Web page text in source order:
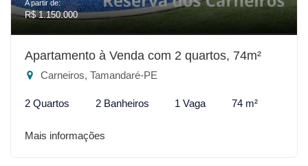
A partir de:
R$ 1.150.000
Apartamento à Venda com 2 quartos, 74m²
Carneiros, Tamandaré-PE
2 Quartos 2 Banheiros 1 Vaga 74 m²
Mais informações